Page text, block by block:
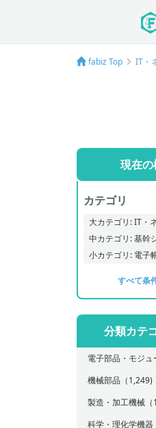
fabiz Top IT・
現在
カテゴリ
大カテゴリ: IT・
中カテゴリ: 基幹
小カテゴリ: 電子
すべて条
分類カテ
電子部品・モジュ
機械部品 （1,249)
製造・加工機械
科学・理化学機器